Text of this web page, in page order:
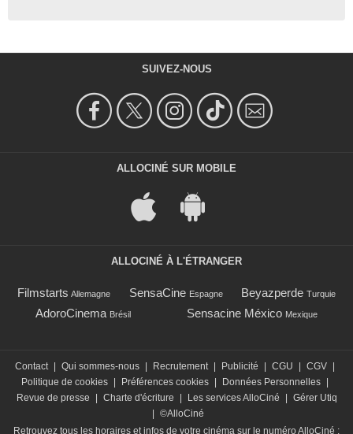
SUIVEZ-NOUS
ALLOCINÉ SUR MOBILE
ALLOCINÉ À L'ÉTRANGER
Filmstarts Allemagne SensaCine Espagne Beyazperde Turquie
AdoroCinema Brésil Sensacine México Mexique
Contact | Qui sommes-nous | Recrutement | Publicité | CGU | CGV |
Politique de cookies | Préférences cookies | Données Personnelles |
Revue de presse
| Charte d'écriture | Les services AlloCiné | Gérer Utiq
| ©AlloCiné
Retrouvez tous les horaires et infos de votre cinéma sur le numéro AlloCiné :